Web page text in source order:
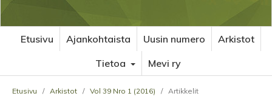
Etusivu Ajankohtaista Uusin numero
Arkistot
Tietoa
Mevi ry
Etusivu / Arkistot / Vol 39 Nro 1 (2016) / Artikkelit